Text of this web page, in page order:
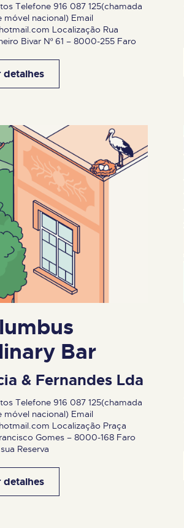
Telefone 916 087 125(chamada
móvel nacional) Email
Localização Rua
Bivar Nº 61 – 8000-255 Faro
detalhes
Bar
& Fernandes Lda
Telefone 916 087 125(chamada
móvel nacional) Email
Localização Praça
Gomes – 8000-168 Faro
Reserva
detalhes